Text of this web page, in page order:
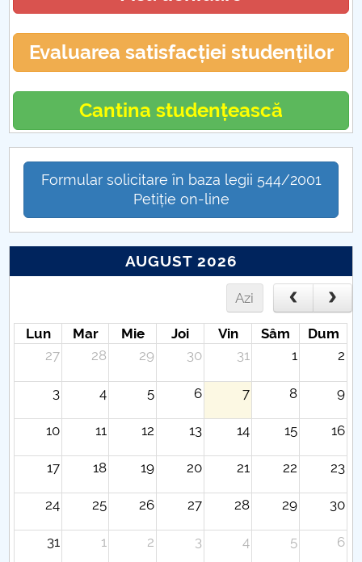
Evaluarea satisfacției studenților
Cantina studențească
Formular solicitare în baza legii 544/2001
Petiție on-line
AUGUST 2026
Azi
Lun Mar Mie Joi Vin Sâm
Dum
27
28 29 30 31 1 2
3 4 5 6 7 8 9
10 11 12 13 14 15 16
17 18 19 20 21 22 23
24 25 26 27 28 29 30
31 1 2 3 4 5 6